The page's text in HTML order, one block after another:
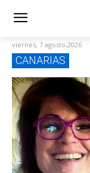
viernes, 7 agosto,2026
CANARIAS